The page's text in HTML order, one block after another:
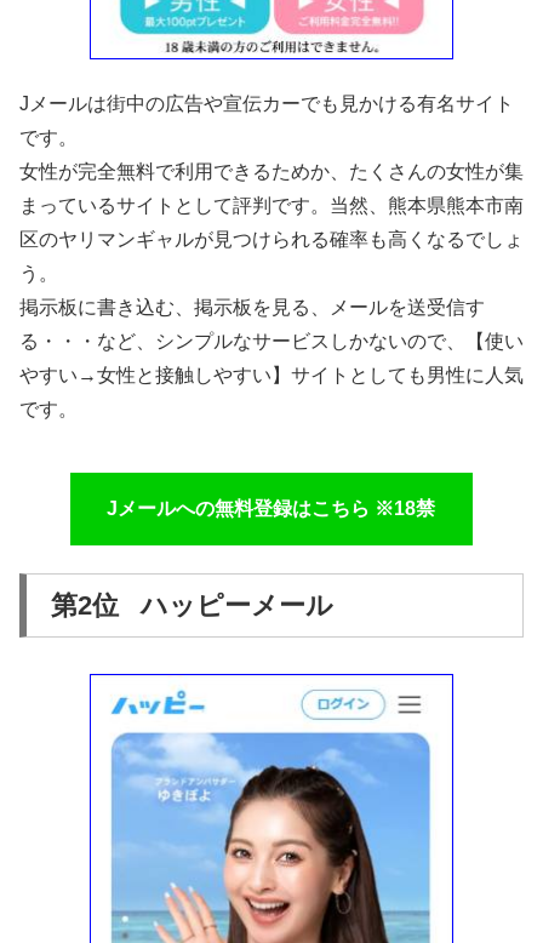
Jメールは街中の広告や宣伝カーでも見かける有名サイト
です。
女性が完全無料で利用できるためか、たくさんの女性が集
まっているサイトとして評判です。当然、熊本県熊本市南
区のヤリマンギャルが見つけられる確率も高くなるでしょ
う。
掲示板に書き込む、掲示板を見る、メールを送受信す
る・・・など、シンプルなサービスしかないので、【使い
やすい→女性と接触しやすい】サイトとしても男性に人気
です。
Jメールへの無料登録はこちら ※18禁
第2位 ハッピーメール